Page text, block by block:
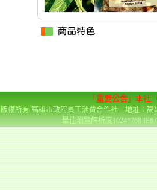
「 重要公告」本社
版權所有 高雄市政府員工消費合作社 地址：高
最佳瀏覽解析度1024*768